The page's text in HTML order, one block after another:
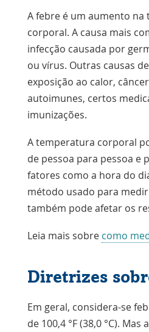
A febre é um aumento
corporal. A causa mais
infecção causada por
ou vírus. Outras causas
exposição ao calor,
autoimunes, certos
imunizações.
A temperatura corporal
de pessoa para pessoa e
fatores como a hora do
método usado para
também pode afetar os
Leia mais sobre como
Diretrizes
Em geral, considera-se
de 100,4 °F (38,0 °C).